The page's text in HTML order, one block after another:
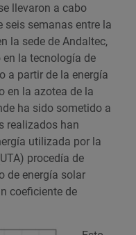
llevaron a cabo
seis semanas entre la
la sede de Andaltec,
la tecnología de
a partir de la energía
en la azotea de la
ha sido sometido a
realizados han
utilizada por la
procedía de
de energía solar
coeficiente de